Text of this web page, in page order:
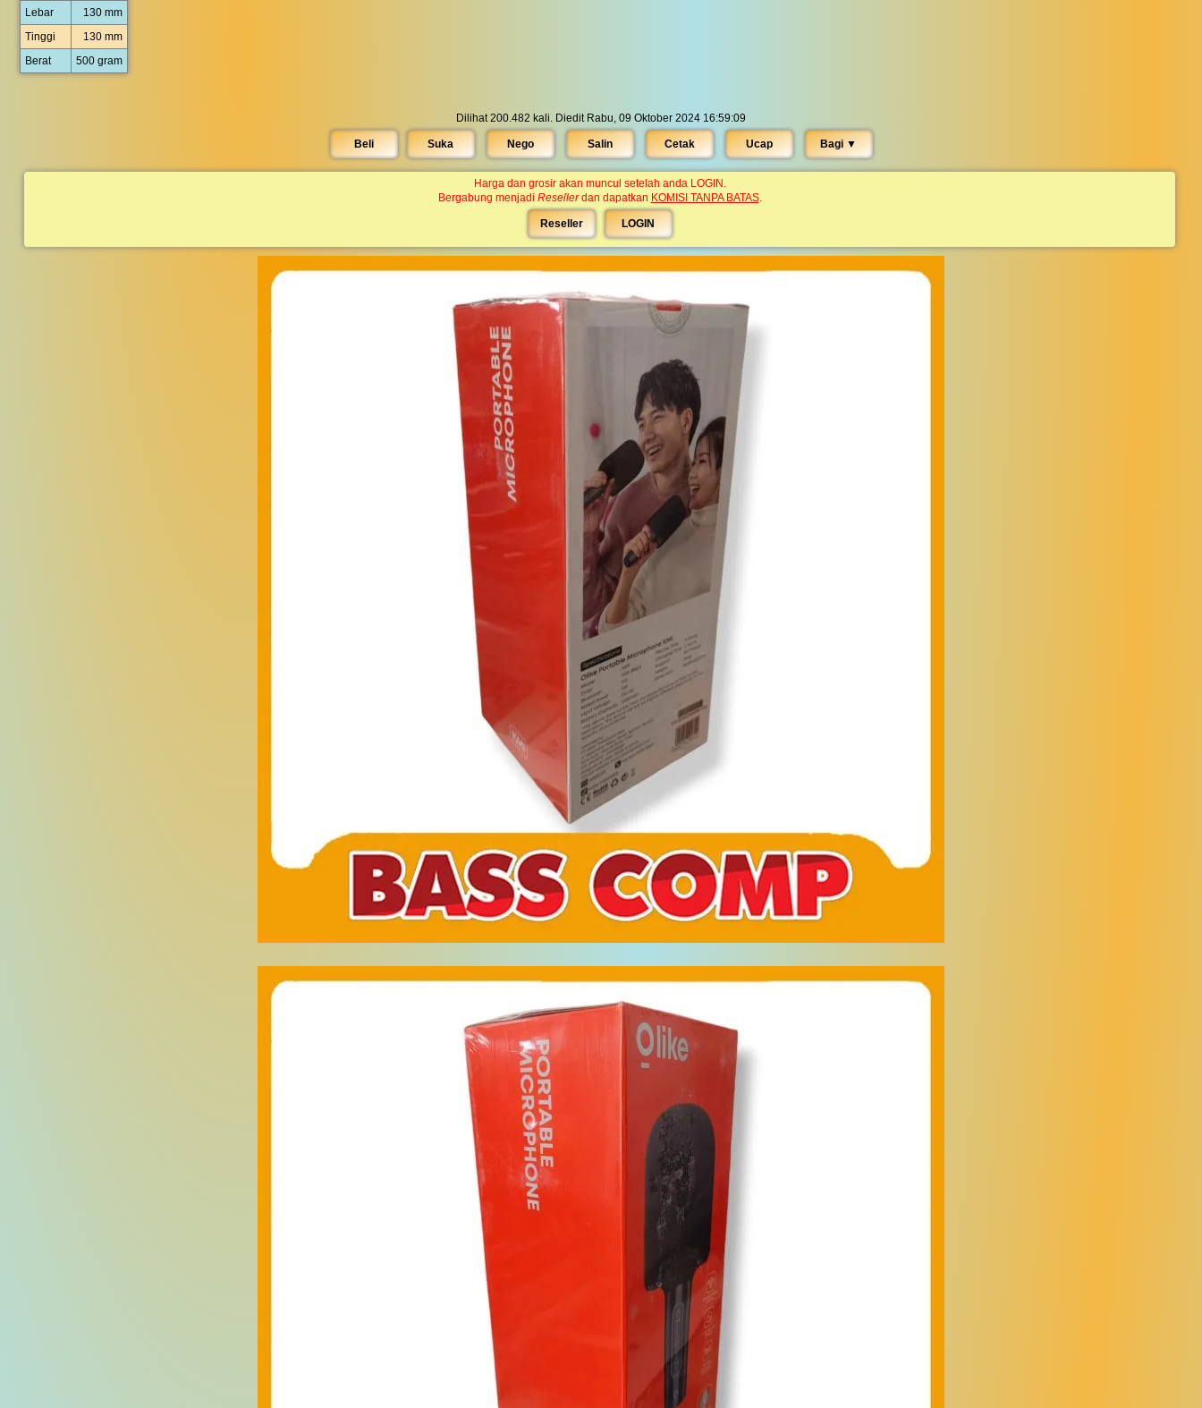
Lebar
130 mm
Tinggi
130 mm
Berat
500 gram
Dilihat 200.482 kali. Diedit Rabu, 09 Oktober 2024 16:59:09
Beli Suka Nego Salin Cetak Ucap Bagi ▼︎
Harga dan grosir akan muncul setelah anda LOGIN.
Bergabung menjadi Resellerdan dapatkan KOMISI TANPA BATAS.
Reseller LOGIN